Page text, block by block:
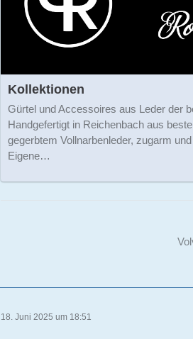
Kollektionen
Gürtel und Accessoires aus Leder der
Handgefertigt in Reichenbach aus
gegerbtem Vollnarbenleder, zugarm
Eigene…
18. Juni 2025 um 18:51